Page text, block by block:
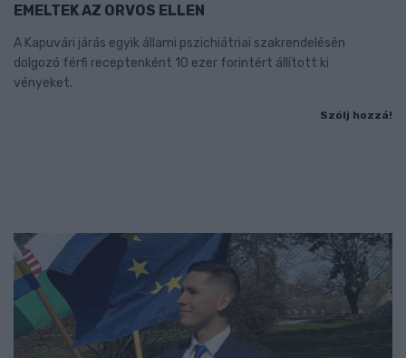
EMELTEK AZ ORVOS ELLEN
A Kapuvári járás egyik állami pszichiátriai szakrendelésén
dolgozó férfi receptenként 10 ezer forintért állított ki
vényeket.
Szólj hozzá!